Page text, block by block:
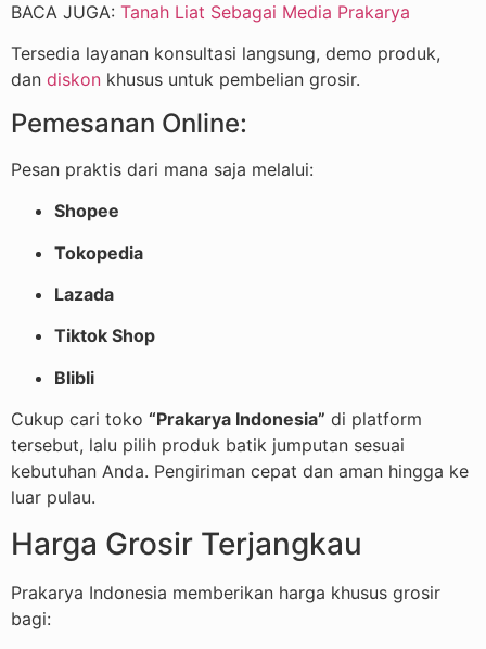
BACA JUGA: Tanah Liat Sebagai Media Prakarya
Tersedia layanan konsultasi langsung, demo produk,
dan diskon khusus untuk pembelian grosir.
Pemesanan Online:
Pesan praktis dari mana saja melalui:
Shopee
Tokopedia
Lazada
Tiktok Shop
Blibli
Cukup cari toko “Prakarya Indonesia” di platform
tersebut, lalu pilih produk batik jumputan sesuai
kebutuhan Anda. Pengiriman cepat dan aman hingga ke
luar pulau.
Harga Grosir Terjangkau
Prakarya Indonesia memberikan harga khusus grosir
bagi: